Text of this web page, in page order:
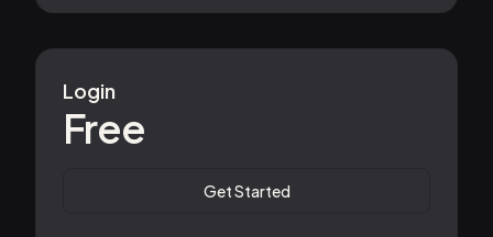
Login
Free
Get Started